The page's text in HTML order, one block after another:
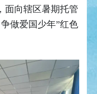
面向辖区暑期托管
做爱国少年”红色